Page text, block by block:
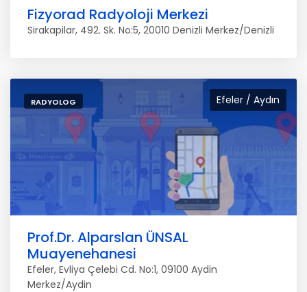
Fizyorad Radyoloji Merkezi
Sirakapilar, 492. Sk. No:5, 20010 Denizli Merkez/Denizli
Efeler / Aydın
RADYOLOG
Prof.Dr. Alparslan ÜNSAL
Muayenehanesi
Efeler, Evliya Çelebi Cd. No:1, 09100 Aydin
Merkez/Aydin